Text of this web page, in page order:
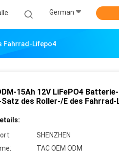
German
Fahrrad-Lifepo4
15Ah 12V LiFePO4
des Roller-/E des
SHENZHEN
TAC OEM ODM